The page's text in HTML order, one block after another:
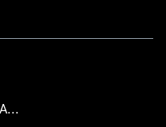
Domal sostiene il Fondo per l’Ambiente Italiano anche per le Giornate FAI di Primavera 2024